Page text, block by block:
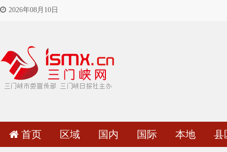
2026年08月10日
首页 区域 国内 国际 本地 县